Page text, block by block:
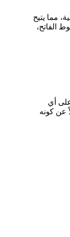
مما يتيح
الفاتح،
أي
عن كونه